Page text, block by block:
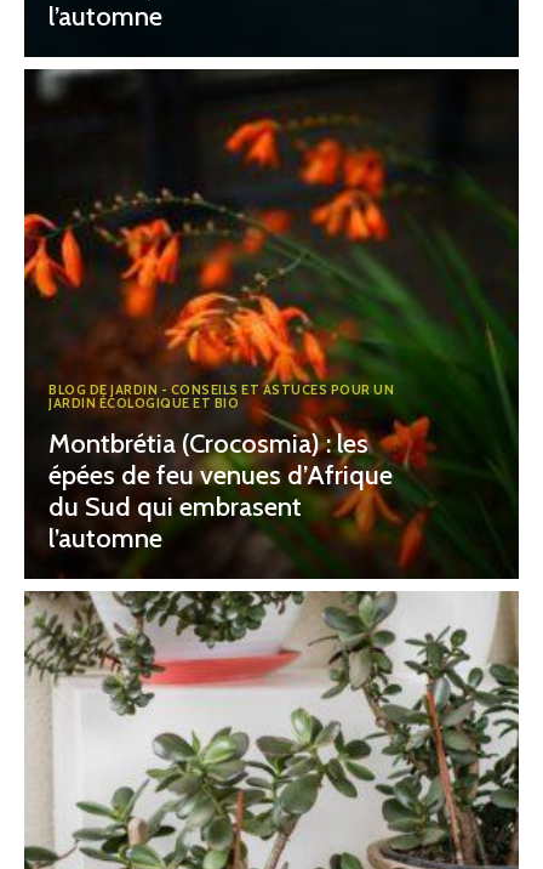
l’automne
BLOG DE JARDIN - CONSEILS ET ASTUCES POUR UN
JARDIN ÉCOLOGIQUE ET BIO
Montbrétia (Crocosmia) : les
épées de feu venues d’Afrique
du Sud qui embrasent
l’automne